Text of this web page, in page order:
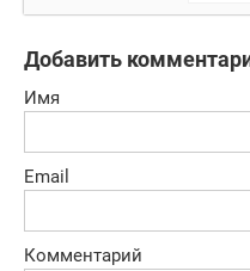
стиле
Добавить
Имя
Email
Комментарий